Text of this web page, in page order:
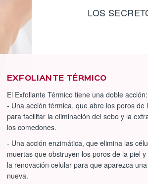
LOS
EXFOLIANTE TÉRMICO
El Exfoliante Térmico tiene una doble acción:
- Una acción térmica, que abre los poros de
para facilitar la eliminación del sebo y la
los comedones.
- Una acción enzimática, que elimina las
muertas que obstruyen los poros de la piel
la renovación celular para que aparezca
nueva.